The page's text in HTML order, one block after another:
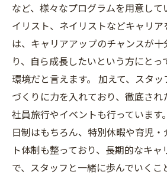
など、様々なプログラムを用意して
イリスト、ネイリストなどキャリ
は、キャリアアップのチャンスが
り、自ら成長したいという方にと
環境だと言えます。 加えて、スタ
づくりに力を入れており、徹底さ
社員旅行やイベントも行っています
日制はもちろん、特別休暇や育児
ト体制も整っており、長期的なキ
で、スタッフと一緒に歩んでいくこ